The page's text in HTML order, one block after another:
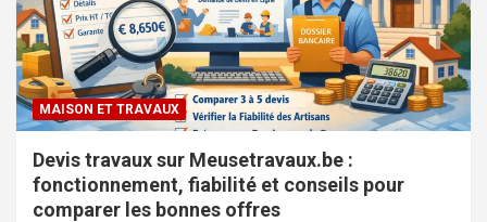
MAISON ET TRAVAUX
Devis travaux sur Meusetravaux.be :
fonctionnement, fiabilité et conseils pour
comparer les bonnes offres